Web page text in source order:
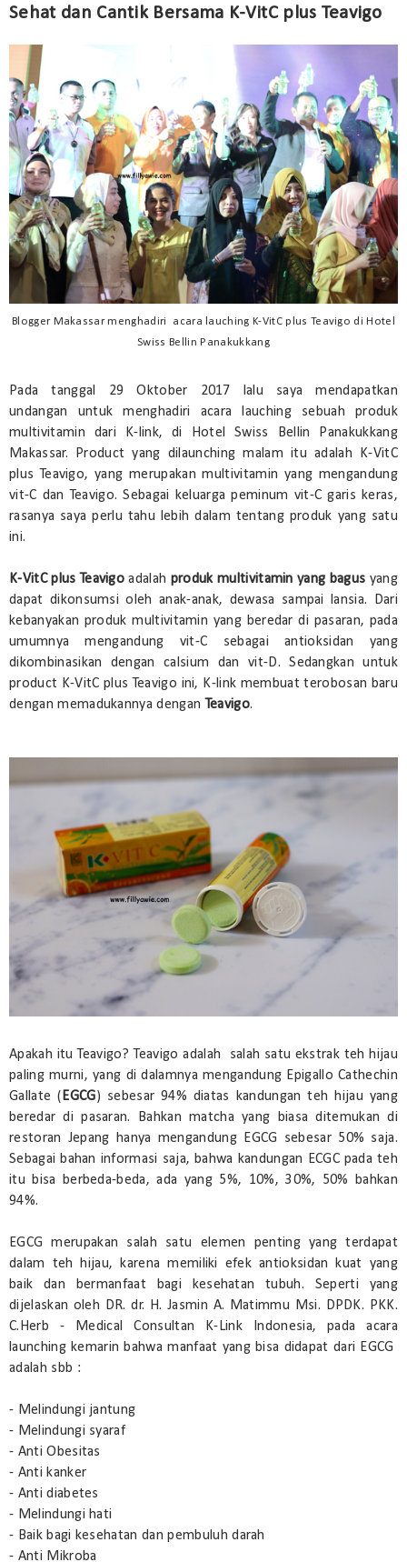
Sehat dan Cantik Bersama K-VitC plus Teavigo
Blogger Makassar menghadiri acara lauching K-VitC plus Teavigo di Hotel
Swiss Bellin Panakukkang
Pada tanggal 29 Oktober 2017 lalu saya mendapatkan
undangan untuk menghadiri acara lauching sebuah produk
multivitamin dari K-link, di Hotel Swiss Bellin Panakukkang
Makassar. Product yang dilaunching malam itu adalah K-VitC
plus Teavigo, yang merupakan multivitamin yang mengandung
vit-C dan Teavigo. Sebagai keluarga peminum vit-C garis keras,
rasanya saya perlu tahu lebih dalam tentang produk yang satu
ini.
K-VitC plus Teavigo adalah produk multivitamin yang bagus yang
dapat dikonsumsi oleh anak-anak, dewasa sampai lansia. Dari
kebanyakan produk multivitamin yang beredar di pasaran, pada
umumnya mengandung vit-C sebagai antioksidan yang
dikombinasikan dengan calsium dan vit-D. Sedangkan untuk
product K-VitC plus Teavigo ini, K-link membuat terobosan baru
dengan memadukannya dengan Teavigo.
Apakah itu Teavigo? Teavigo adalah salah satu ekstrak teh hijau
paling murni, yang di dalamnya mengandung Epigallo Cathechin
Gallate (EGCG) sebesar 94% diatas kandungan teh hijau yang
beredar di pasaran. Bahkan matcha yang biasa ditemukan di
restoran Jepang hanya mengandung EGCG sebesar 50% saja.
Sebagai bahan informasi saja, bahwa kandungan ECGC pada teh
itu bisa berbeda-beda, ada yang 5%, 10%, 30%, 50% bahkan
94%.
EGCG merupakan salah satu elemen penting yang terdapat
dalam teh hijau, karena memiliki efek antioksidan kuat yang
baik dan bermanfaat bagi kesehatan tubuh. Seperti yang
dijelaskan oleh DR. dr. H. Jasmin A. Matimmu Msi. DPDK. PKK.
C.Herb - Medical Consultan K-Link Indonesia, pada acara
launching kemarin bahwa manfaat yang bisa didapat dari EGCG
adalah sbb :
- Melindungi jantung
- Melindungi syaraf
- Anti Obesitas
- Anti kanker
- Anti diabetes
- Melindungi hati
- Baik bagi kesehatan dan pembuluh darah
- Anti Mikroba